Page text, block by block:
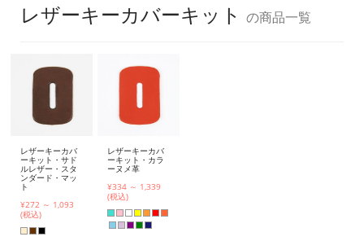
レザーキーカバーキット の商品一覧
レザーキーカバ
ーキット・サド
ルレザー・スタ
ンダード・マッ
ト
¥272 ～ 1,093
(税込)
レザーキーカバ
ーキット・カラ
ーヌメ革
¥334 ～ 1,339
(税込)